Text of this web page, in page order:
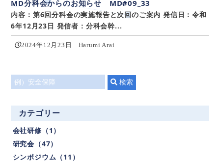
MD分科会からのお知らせ MD#09_33
内容：第6回分科会の実施報告と次回のご案内 発信日：令和
6年12月23日 発信者：分科会幹...
2024年12月23日 Harumi Arai
タ
ト
ル
で
検
索
検索
カテゴリー
会社研修（1）
研究会（47）
シンポジウム（11）